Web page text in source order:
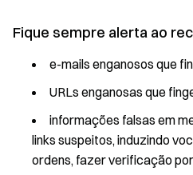
Fique sempre alerta ao
e-mails enganosos que
URLs enganosas que
informações falsas em
links suspeitos, induzindo
ordens, fazer verificação